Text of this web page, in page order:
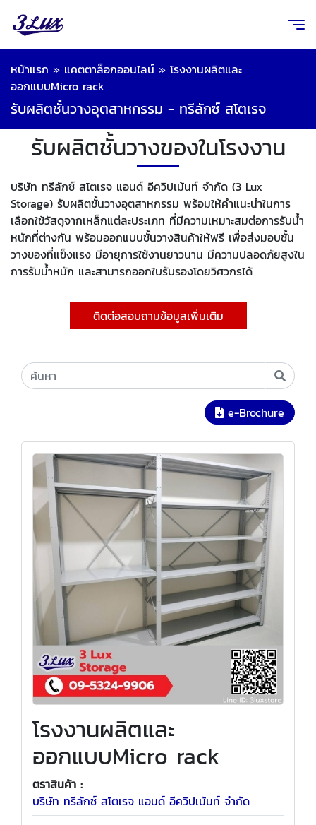
หน้าแรก » แคตตาล็อกออนไลน์ » โรงงานผลิตและ
ออกแบบMicro rack
รับผลิตชั้นวางอุตสาหกรรม - ทรีลักซ์ สโตเรจ
รับผลิตชั้นวางของในโรงงาน
บริษัท ทรีลักซ์ สโตเรจ แอนด์ อีควิปเม้นท์ จำกัด (3 Lux
Storage) รับผลิตชั้นวางอุตสาหกรรม พร้อมให้คำแนะนำในการ
เลือกใช้วัสดุจากเหล็กแต่ละประเภท ที่มีความเหมาะสมต่อการรับน้ำ
หนักที่ต่างกัน พร้อมออกแบบชั้นวางสินค้าให้ฟรี เพื่อส่งมอบชั้น
วางของที่แข็งแรง มีอายุการใช้งานยาวนาน มีความปลอดภัยสูงใน
การรับน้ำหนัก และสามารถออกใบรับรองโดยวิศวกรได้
ติดต่อสอบถามข้อมูลเพิ่มเติม
e-Brochure
โรงงานผลิตและ
ออกแบบMicro rack
ตราสินค้า :
บริษัท ทรีลักซ์ สโตเรจ แอนด์ อีควิปเม้นท์ จำกัด